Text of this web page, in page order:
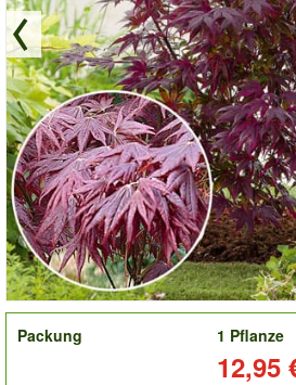
order
Packung
1 Pflanze
12,95